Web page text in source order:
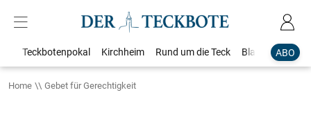
ABO
Teckbotenpokal Kirchheim Rund um die Teck Blaulicht
Home Gebet für Gerechtigkeit